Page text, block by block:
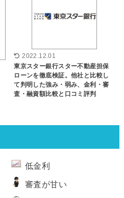
2022.12.01
東京スター銀行スター不動産担保
ローンを徹底検証。他社と比較し
て判明した強み・弱み、金利・審
査・融資額比較と口コミ評判
低金利
審査が甘い